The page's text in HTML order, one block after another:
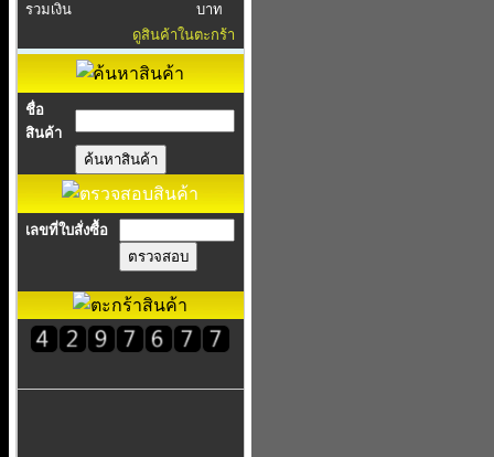
รวมเงิน
บาท
ดูสินค้าในตะกร้า
ชื่อ
สินค้า
เลขที่ใบสั่งซื้อ